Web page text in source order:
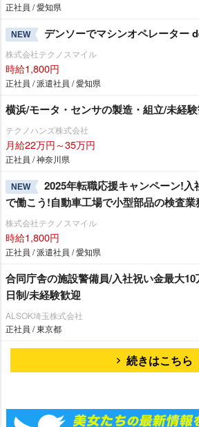
正社員 / 愛知県
NEW デンソーでマシンオペレーター
株式会社テクノスマイル
時給1,800円
正社員 / 派遣社員 / 愛知県
横浜/モータ・センサの製造・組立/未経
テクノハンズ株式会社
月給22万円～35万円
正社員 / 神奈川県
NEW
2025年転職応援キャンペーン!
で働こう!自動車工場で小型部品の検査
株式会社テクノスマイル
時給1,800円
正社員 / 派遣社員 / 愛知県
合同庁舎の施設警備員/入社祝い金最大
日制/未経験歓迎
ALSOK埼玉株式会社
正社員 / 東京都
続きはこちら